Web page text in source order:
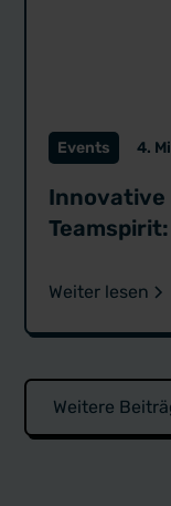
Events 4.
Innovative
Weiter lesen
Weitere